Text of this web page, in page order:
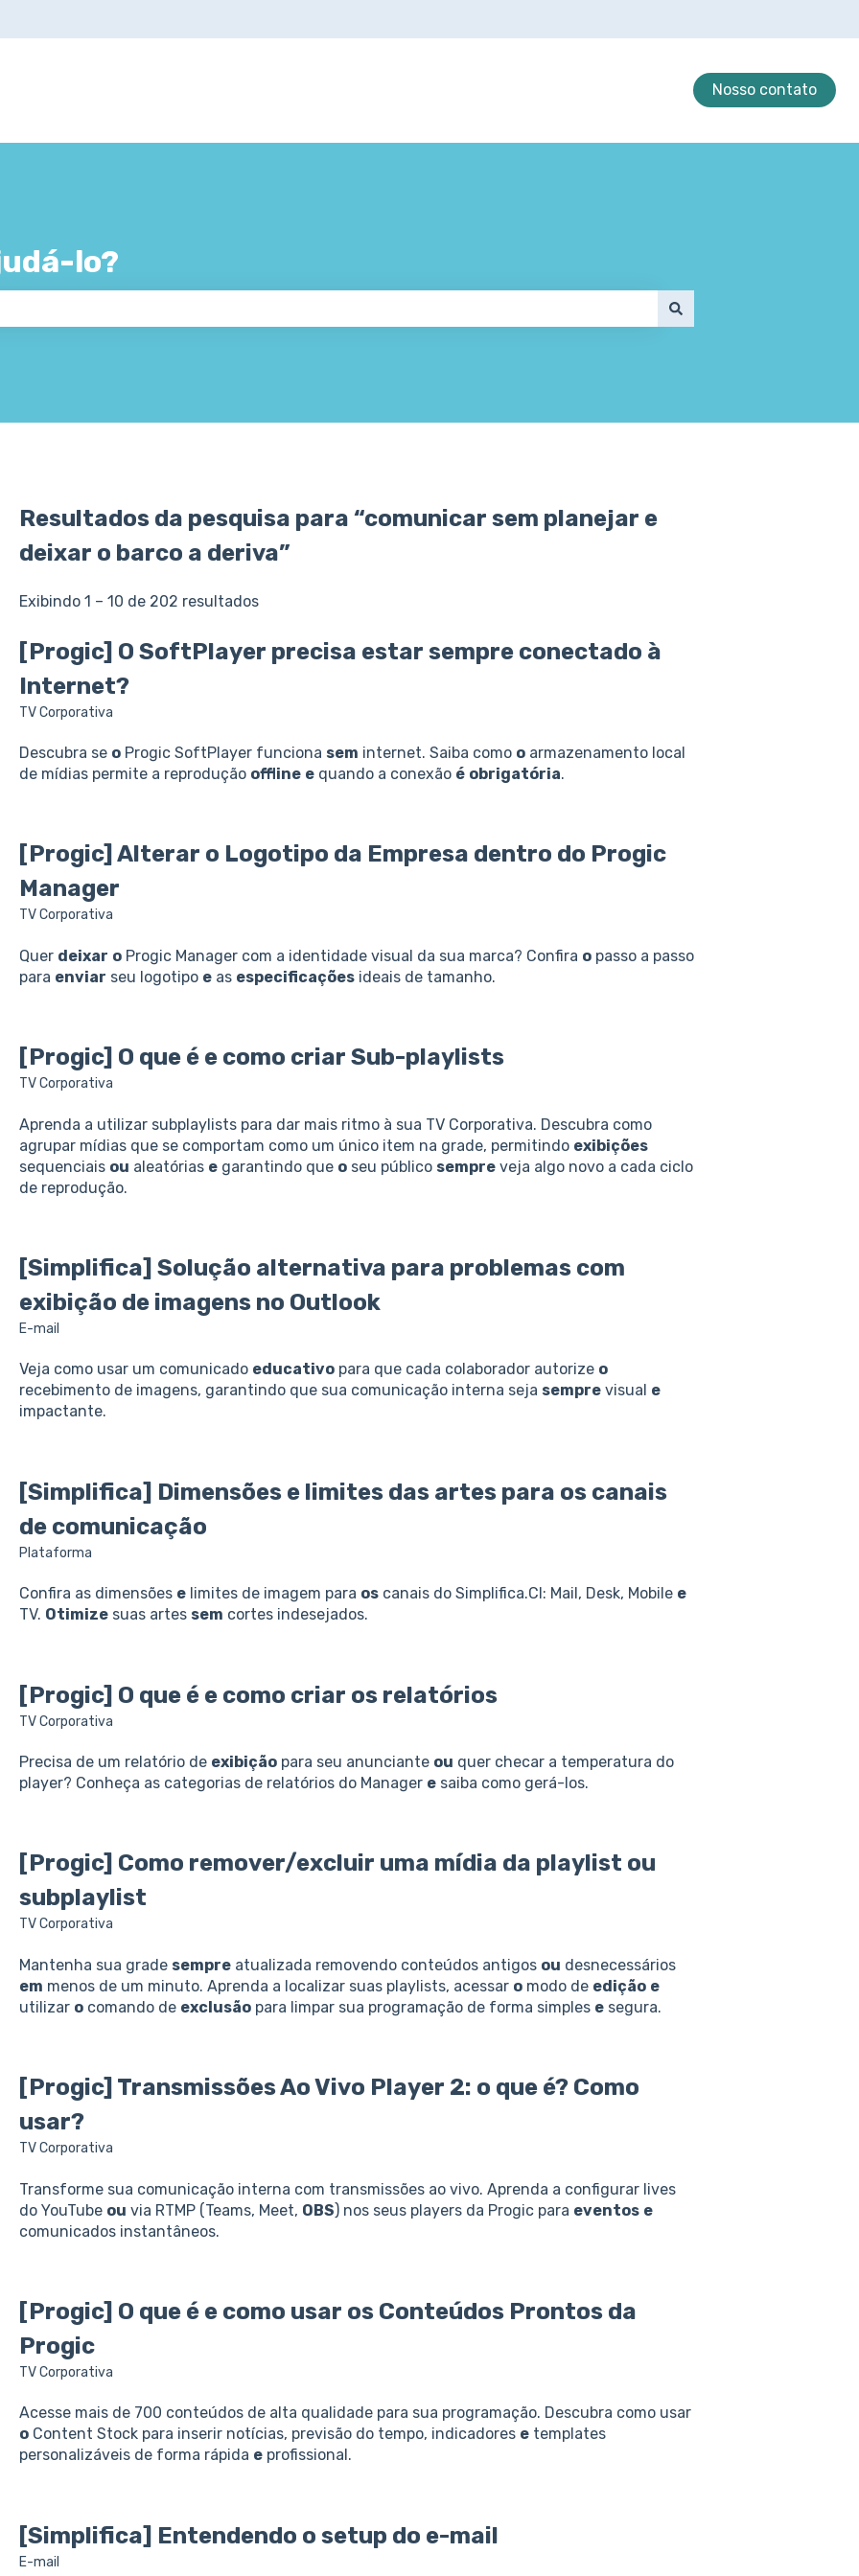
Nosso contato
lo?
Resultados da pesquisa para “comunicar sem planejar e
deixar o barco a deriva”
Exibindo 1 – 10 de 202 resultados
[Progic] O SoftPlayer precisa estar sempreconectado à
Internet?
TV Corporativa
Descubra se oProgic SoftPlayer funciona sem internet. Saiba como oarmazenamento local
de mídias permite a reprodução offline equando a conexão é obrigatória.
[Progic] Alterar o Logotipo da Empresa dentro do Progic
Manager
TV Corporativa
Quer deixar oProgic Manager com a identidade visual da sua marca? Confira opasso a passo
para enviar seu logotipo eas especificaçõesideais de tamanho.
[Progic] O que é ecomo criar Sub-playlists
TV Corporativa
Aprenda a utilizar subplaylists para dar mais ritmo à sua TV Corporativa. Descubra como
agrupar mídias que se comportam como um único item na grade, permitindo exibições
sequenciais ou aleatórias egarantindo que oseu público sempreveja algo novo a cada ciclo
de reprodução.
[Simplifica] Solução alternativa para problemas com
exibição de imagens no Outlook
E-mail
Veja como usar um comunicado educativopara que cada colaborador autorize o
recebimento de imagens, garantindo que sua comunicação interna seja semprevisual e
impactante.
[Simplifica] Dimensões elimites das artes para oscanais
de comunicação
Plataforma
Confira as dimensões elimites de imagem para oscanais do Simplifica.CI: Mail, Desk, Mobile e
TV. Otimizesuas artes sem cortes indesejados.
[Progic] O que é ecomo criar osrelatórios
TV Corporativa
Precisa de um relatório de exibiçãopara seu anunciante ou quer checar a temperatura do
player? Conheça as categorias de relatórios do Manager esaiba como gerá-los.
[Progic] Como remover/excluir uma mídia da playlist ou
subplaylist
TV Corporativa
Mantenha sua grade sempreatualizada removendo conteúdos antigos ou desnecessários
em menos de um minuto. Aprenda a localizar suas playlists, acessar omodo de edição e
utilizar ocomando de exclusãopara limpar sua programação de forma simples esegura.
[Progic] Transmissões Ao Vivo Player 2: o que é? Como
usar?
TV Corporativa
Transforme sua comunicação interna com transmissões ao vivo. Aprenda a configurar lives
do YouTube ou via RTMP (Teams, Meet, OBS) nos seus players da Progic para eventos e
comunicados instantâneos.
[Progic] O que é ecomo usar osConteúdos Prontos da
Progic
TV Corporativa
Acesse mais de 700 conteúdos de alta qualidade para sua programação. Descubra como usar
oContent Stock para inserir notícias, previsão do tempo, indicadores etemplates
personalizáveis de forma rápida eprofissional.
[Simplifica] Entendendo o setup do e-mail
E-mail